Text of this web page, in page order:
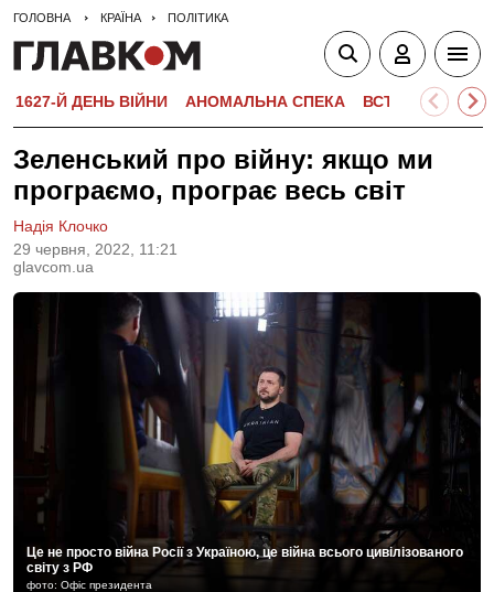
ГОЛОВНА КРАЇНА ПОЛІТИКА
1627-Й ДЕНЬ ВІЙНИ АНОМАЛЬНА СПЕКА ВСТУПНА
Зеленський про війну: якщо ми
програємо, програє весь світ
29 червня, 2022, 11:21
glavcom.ua
Надія Клочко
Це не просто війна Росії з Україною, це війна всього цивілізованого
світу з РФ
фото: Офіс президента